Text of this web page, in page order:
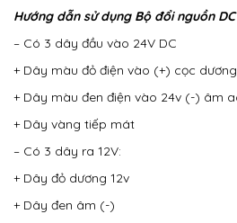
Hướng dẫn sử dụng Bộ đổi nguồn
– Có 3 dây đầu vào 24V DC
+ Dây màu đỏ điện vào (+) cọc
+ Dây màu đen điện vào 24v (-) âm
+ Dây vàng tiếp mát
– Có 3 dây ra 12V:
+ Dây đỏ dương 12v
+ Dây đen âm (-)